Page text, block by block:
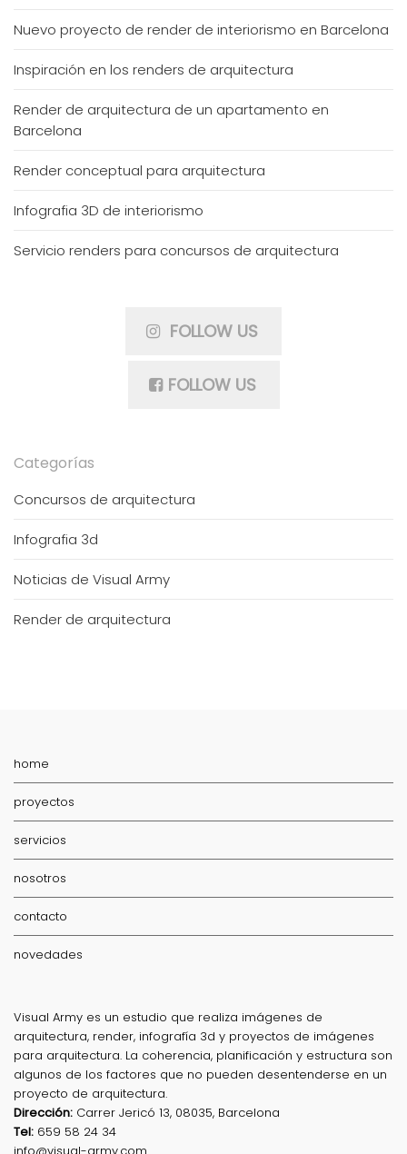
Nuevo proyecto de render de interiorismo en Barcelona
Inspiración en los renders de arquitectura
Render de arquitectura de un apartamento en
Barcelona
Render conceptual para arquitectura
Infografia 3D de interiorismo
Servicio renders para concursos de arquitectura
FOLLOW US
FOLLOW US
Categorías
Concursos de arquitectura
Infografia 3d
Noticias de Visual Army
Render de arquitectura
home
proyectos
servicios
nosotros
contacto
novedades
Visual Army es un estudio que realiza imágenes de
arquitectura, render, infografía 3d y proyectos de imágenes
para arquitectura. La coherencia, planificación y estructura son
algunos de los factores que no pueden desentenderse en un
proyecto de arquitectura.
Dirección: Carrer Jericó 13, 08035, Barcelona
Tel: 659 58 24 34